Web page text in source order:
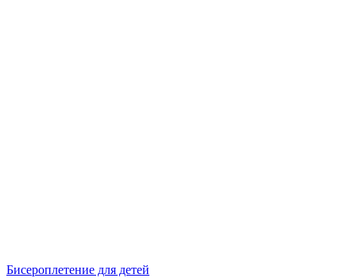
Бисероплетение для детей